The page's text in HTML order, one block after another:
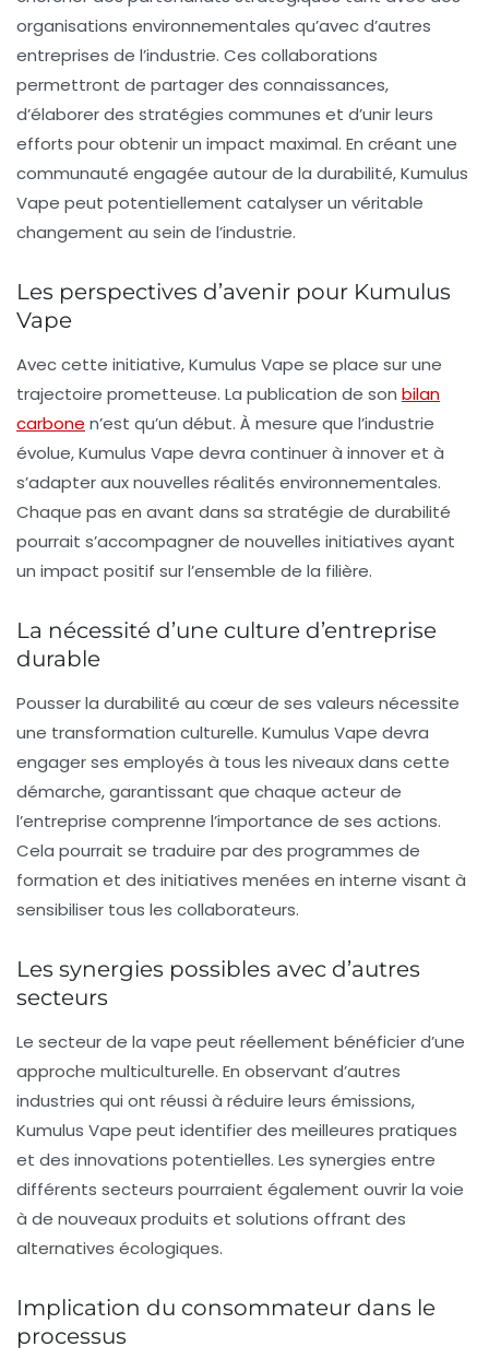
organisations environnementales qu’avec d’autres
entreprises de l’industrie. Ces collaborations
permettront de partager des connaissances,
d’élaborer des stratégies communes et d’unir leurs
efforts pour obtenir un impact maximal. En créant une
communauté engagée autour de la durabilité, Kumulus
Vape peut potentiellement catalyser un véritable
changement au sein de l’industrie.
Les perspectives d’avenir pour Kumulus
Vape
Avec cette initiative, Kumulus Vape se place sur une
trajectoire prometteuse. La publication de son bilan
carbone n’est qu’un début. À mesure que l’industrie
évolue, Kumulus Vape devra continuer à innover et à
s’adapter aux nouvelles réalités environnementales.
Chaque pas en avant dans sa stratégie de durabilité
pourrait s’accompagner de nouvelles initiatives ayant
un impact positif sur l’ensemble de la filière.
La nécessité d’une culture d’entreprise
durable
Pousser la durabilité au cœur de ses valeurs nécessite
une transformation culturelle. Kumulus Vape devra
engager ses employés à tous les niveaux dans cette
démarche, garantissant que chaque acteur de
l’entreprise comprenne l’importance de ses actions.
Cela pourrait se traduire par des programmes de
formation et des initiatives menées en interne visant à
sensibiliser tous les collaborateurs.
Les synergies possibles avec d’autres
secteurs
Le secteur de la vape peut réellement bénéficier d’une
approche multiculturelle. En observant d’autres
industries qui ont réussi à réduire leurs émissions,
Kumulus Vape peut identifier des meilleures pratiques
et des innovations potentielles. Les synergies entre
différents secteurs pourraient également ouvrir la voie
à de nouveaux produits et solutions offrant des
alternatives écologiques.
Implication du consommateur dans le
processus